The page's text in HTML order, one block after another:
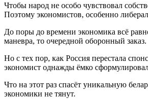
Чтобы народ не особо чувствовал
Поэтому экономистов, особенно
До поры до времени экономика всё
маневра, то очередной оборонный заказ.
Но с тех пор, как Россия перестала
экономист однажды ёмко
Что на этот раз спасёт уникальную
экономики не тянут.